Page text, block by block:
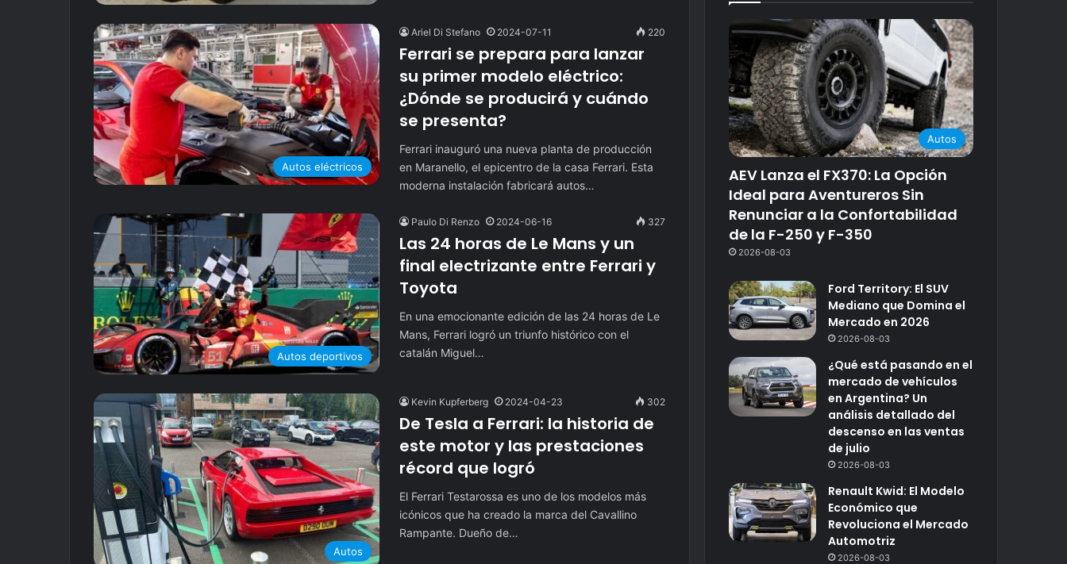
Autos eléctricos
Ariel Di Stefano 2024-07-11 220
Ferrari se prepara para lanzar
su primer modelo eléctrico:
¿Dónde se producirá y cuándo
se presenta?
Ferrari inauguró una nueva planta de producción
en Maranello, el epicentro de la casa Ferrari. Esta
moderna instalación fabricará autos…
Autos deportivos
Paulo Di Renzo 2024-06-16 327
Las 24 horas de Le Mans y un
final electrizante entre Ferrari y
Toyota
En una emocionante edición de las 24 horas de Le
Mans, Ferrari logró un triunfo histórico con el
catalán Miguel…
Autos
Kevin Kupferberg 2024-04-23 302
De Tesla a Ferrari: la historia de
este motor y las prestaciones
récord que logró
El Ferrari Testarossa es uno de los modelos más
icónicos que ha creado la marca del Cavallino
Rampante. Dueño de…
Autos
AEV Lanza el FX370: La Opción
Ideal para Aventureros Sin
Renunciar a la Confortabilidad
de la F-250 y F-350
2026-08-03
Ford Territory: El SUV
Mediano que Domina el
Mercado en 2026
2026-08-03
¿Qué está pasando en el
mercado de vehículos
en Argentina? Un
análisis detallado del
descenso en las ventas
de julio
2026-08-03
Renault Kwid: El Modelo
Económico que
Revoluciona el Mercado
Automotriz
2026-08-03